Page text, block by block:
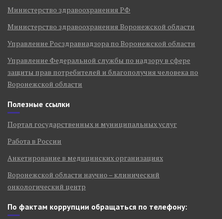
Министерство здравоохранения РФ
Министерство здравоохранения Воронежской области
Управление Росздравнадзора по Воронежской области
Управление Федеральной службы по надзору в сфере
защиты прав потребителей и благополучия человека по
Воронежской области
Полезные ссылки
Портал государственных и муниципальных услуг
Работа в России
Анкетирование в медицинских организациях
Воронежской области научно – клинический
онкологический центр
По фактам коррупции обращаться по телефону: